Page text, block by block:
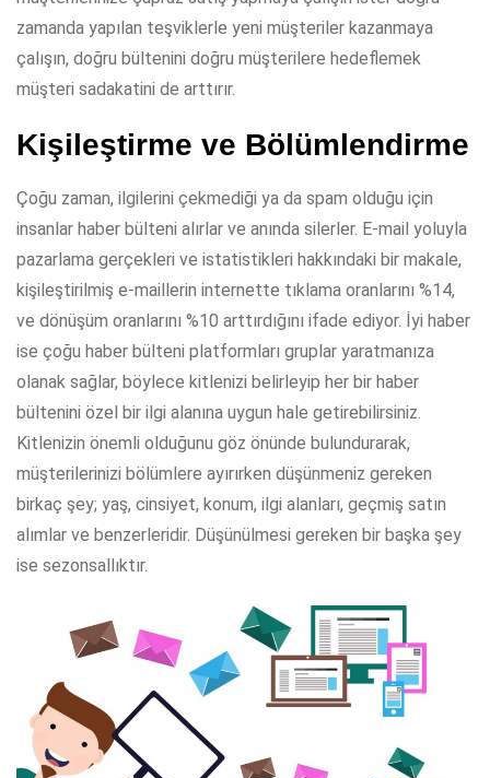
zamanda yapılan teşviklerle yeni müşteriler kazanmaya
çalışın, doğru bültenini doğru müşterilere hedeflemek
müşteri sadakatini de arttırır.
Kişileştirme ve Bölümlendirme
Çoğu zaman, ilgilerini çekmediği ya da spam olduğu için
insanlar haber bülteni alırlar ve anında silerler. E-mail yoluyla
pazarlama gerçekleri ve istatistikleri hakkındaki bir makale,
kişileştirilmiş e-maillerin internette tıklama oranlarını %14,
ve dönüşüm oranlarını %10 arttırdığını ifade ediyor. İyi haber
ise çoğu haber bülteni platformları gruplar yaratmanıza
olanak sağlar, böylece kitlenizi belirleyip her bir haber
bültenini özel bir ilgi alanına uygun hale getirebilirsiniz.
Kitlenizin önemli olduğunu göz önünde bulundurarak,
müşterilerinizi bölümlere ayırırken düşünmeniz gereken
birkaç şey; yaş, cinsiyet, konum, ilgi alanları, geçmiş satın
alımlar ve benzerleridir. Düşünülmesi gereken bir başka şey
ise sezonsallıktır.